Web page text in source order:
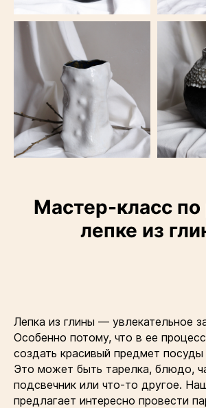
Мастер-класс по
лепке из
Лепка из глины — увлекательное
Особенно потому, что в ее
создать красивый предмет посуды
Это может быть тарелка, блюдо,
подсвечник или что-то другое.
предлагает интересно провести